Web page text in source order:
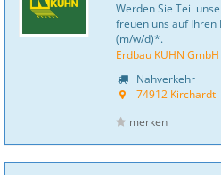
Werden Sie Teil
freuen uns auf
(m/w/d)*.
Erdbau KUHN GmbH
Nahverkehr
74912 Kirchardt
merken